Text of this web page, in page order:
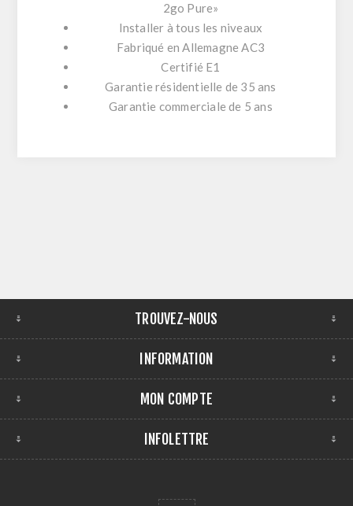
2go Pure»
Installer à tous les niveaux
Fabriqué en Allemagne AC3
Certifié E1
Garantie résidentielle de 35 ans
Garantie commerciale de 5 ans
TROUVEZ-NOUS
INFORMATION
MON COMPTE
INFOLETTRE